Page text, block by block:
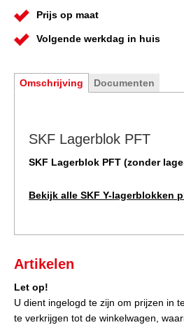
Prijs op maat
Volgende werkdag in huis
Omschrijving Documenten
SKF Lagerblok PFT
SKF Lagerblok PFT (zonder
Bekijk alle SKF Y-lagerblokken
Artikelen
Let op!
U dient ingelogd te zijn om prijzen in
te verkrijgen tot de winkelwagen,